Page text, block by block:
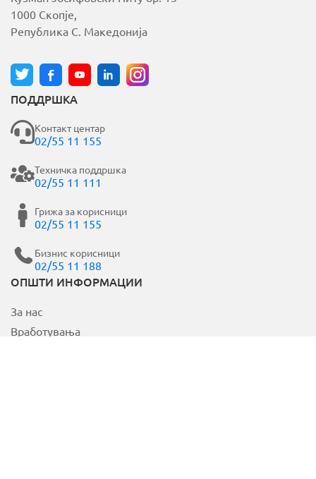
1000 Скопје,
Република С. Македонија
ПОДДРШКА
Контакт центар
02/55 11 155
Техничка поддршка
02/55 11 111
Грижа за корисници
02/55 11 155
Бизнис корисници
02/55 11 188
ОПШТИ ИНФОРМАЦИИ
За нас
Вработувања